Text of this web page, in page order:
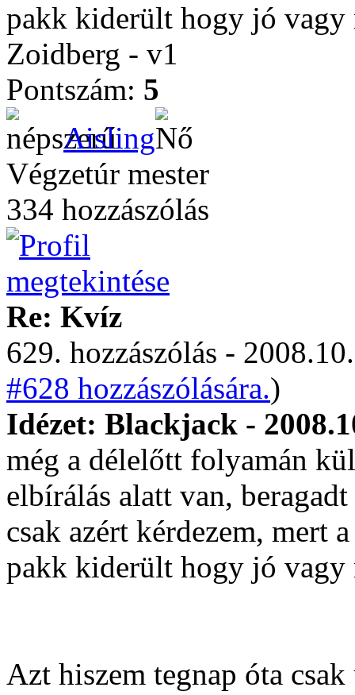
pakk kiderült hogy jó vagy
Zoidberg - v1
Pontszám: 5
Aisling
Végzetúr mester
334 hozzászólás
Re: Kvíz
629. hozzászólás -
#628 hozzászólására.)
Idézet: Blackjack -
még a délelőtt folyamán
elbírálás alatt van,
csak azért kérdezem, mert
pakk kiderült hogy jó vagy
Azt hiszem tegnap óta